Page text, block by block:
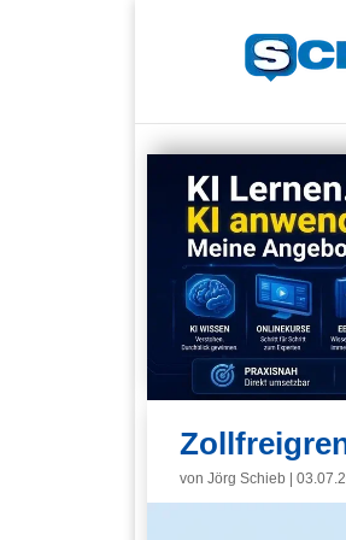
von Jörg Schieb